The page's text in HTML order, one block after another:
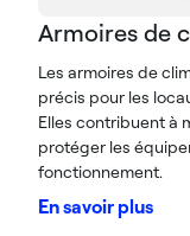
Armoires de
Les armoires de
précis pour les
Elles contribuent à
protéger les
fonctionnement.
En savoir plus